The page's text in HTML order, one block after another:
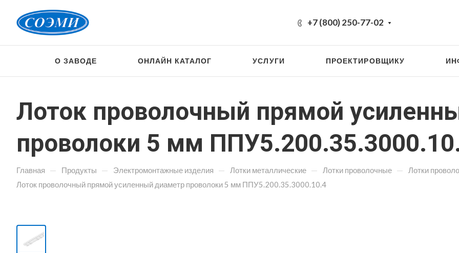
+7 (800) 250-77-02
О ЗАВОДЕ ОНЛАЙН КАТАЛОГ УСЛУГИ ПРОЕКТИРОВЩИКУ
Лоток проволочный прямой
проволоки 5 мм
Главная — Продукты — Электромонтажные изделия — Лотки металлические — Лотки проволочные — Лотки
Лоток проволочный прямой усиленный диаметр проволоки 5 мм ППУ5.200.35.3000.10.4